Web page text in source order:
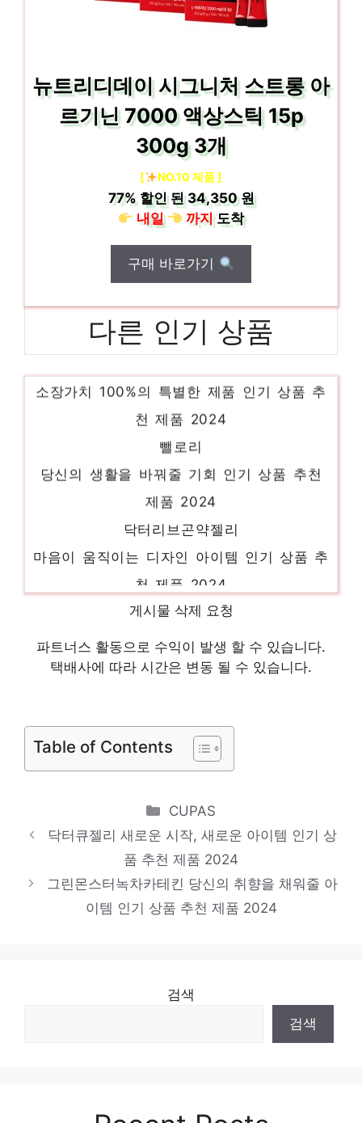
뉴트리디데이 시그니처 스트롱 아
르기닌 7000 액상스틱 15p
300g 3개
[ NO.10 제품 ]
77%할인 된34,350 원
내일
까지도착
구매 바로가기
다른 인기 상품
뉴트리디데이아르기닌120정유유헬스케어
소장가치 100%의 특별한 제품 인기 상품 추
천 제품 2024
뺄로리
당신의 생활을 바꿔줄 기회 인기 상품 추천
제품 2024
닥터리브곤약젤리
마음이 움직이는 디자인 아이템 인기 상품 추
천 제품 2024
뉴트리디데이아르기닌유유헬스케어120정
품 2024
뉴트리디데이아르기닌유유헬스케어1000mg
제품 2024
아르기닌추천포뉴아르기닌
제품 2024
락토페린심플다이어트
당신을 위한 세상에 하나뿐인 상품 인기 상품
추천 제품 2024
게시물 삭제 요청
파트너스 활동으로 수익이 발생 할 수 있습니다.
택배사에 따라 시간은 변동 될 수 있습니다.
Table of Contents
Categories
CUPAS
닥터큐젤리 새로운 시작, 새로운 아이템 인기 상
품 추천 제품 2024
그린몬스터녹차카테킨 당신의 취향을 채워줄 아
이템 인기 상품 추천 제품 2024
검색
검색